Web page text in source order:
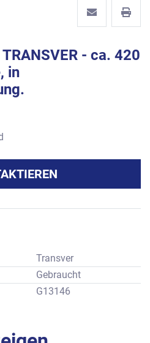
- ca. 420
in
Transver
Gebraucht
G13146